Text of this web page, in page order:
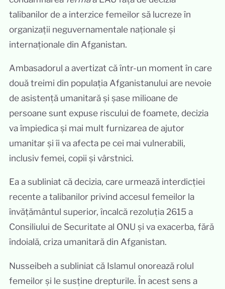
talibanilor de a interzice femeilor să lucreze în
organizații neguvernamentale naționale și
internaționale din Afganistan.
Ambasadorul a avertizat că într-un moment în care
două treimi din populația Afganistanului are nevoie
de asistență umanitară și șase milioane de
persoane sunt expuse riscului de foamete, decizia
va împiedica și mai mult furnizarea de ajutor
umanitar și îi va afecta pe cei mai vulnerabili,
inclusiv femei, copii și vârstnici.
Ea a subliniat că decizia, care urmează interdicției
recente a talibanilor privind accesul femeilor la
învățământul superior, încalcă rezoluția 2615 a
Consiliului de Securitate al ONU și va exacerba, fără
îndoială, criza umanitară din Afganistan.
Nusseibeh a subliniat că Islamul onorează rolul
femeilor și le susține drepturile. În acest sens a